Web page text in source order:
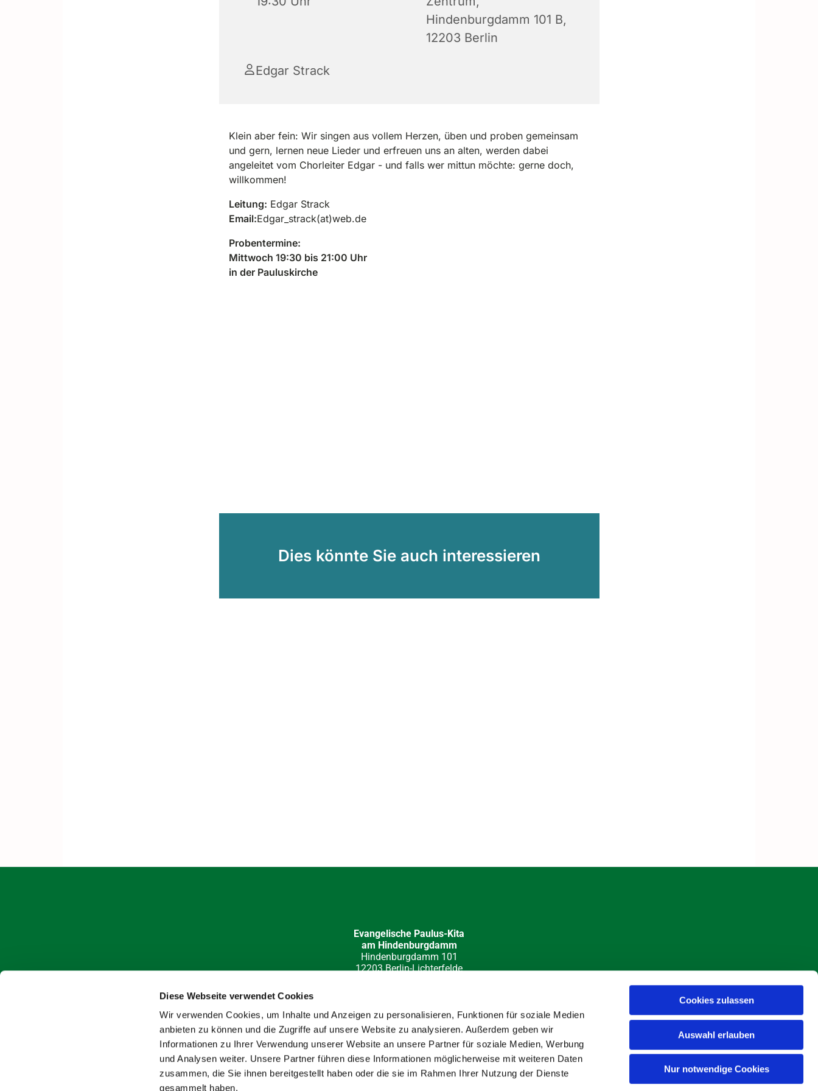
Diese Webseite verwendet Cookies
Wir verwenden Cookies, um Inhalte und Anzeigen zu personalisieren, Funktionen für soziale Medien
anbieten zu können und die Zugriffe auf unsere Website zu analysieren. Außerdem geben wir
Informationen zu Ihrer Verwendung unserer Website an unsere Partner für soziale Medien, Werbung
und Analysen weiter. Unsere Partner führen diese Informationen möglicherweise mit weiteren Daten
zusammen, die Sie ihnen bereitgestellt haben oder die sie im Rahmen Ihrer Nutzung der Dienste
gesammelt haben.
Cookies zulassen
Auswahl erlauben
Nur notwendige Cookies
Hindenburgdamm 101 B,
12203 Berlin
Edgar Strack
Klein aber fein: Wir singen aus vollem Herzen, üben und proben gemeinsam
und gern, lernen neue Lieder und erfreuen uns an alten, werden dabei
angeleitet vom Chorleiter Edgar - und falls wer mittun möchte: gerne doch,
willkommen!
Leitung: Edgar Strack
Email:Edgar_strack(at)web.de
Probentermine:
Mittwoch 19:30 bis 21:00 Uhr
in der Pauluskirche
Dies könnte Sie auch interessieren
Evangelische Paulus-Kita
am Hindenburgdamm
Hindenburgdamm 101
12203 Berlin-Lichterfelde
online-Redaktion: Katja Barloschky; Fotos: Hans Werner Müller, Klaus Böse